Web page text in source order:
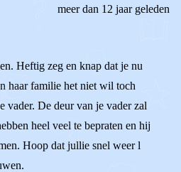
meer dan 12 jaar geleden
Heftig zeg en knap dat je nu
haar familie het niet wil toch
vader. De deur van je vader zal
heel veel te bepraten en hij
Hoop dat jullie snel weer l